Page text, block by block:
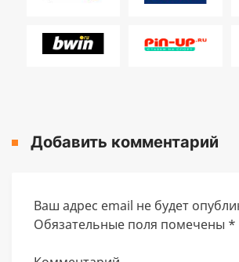
Добавить комментарий
Ваш адрес email не будет
Обязательные поля помечены *